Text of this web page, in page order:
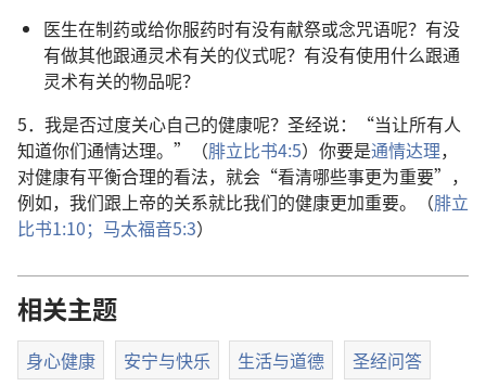
医生在制药或给你服药时有没有献祭或念咒语呢？有没
有做其他跟通灵术有关的仪式呢？有没有使用什么跟通
灵术有关的物品呢？
5．我是否过度关心自己的健康呢？圣经说：“当让所有人
知道你们通情达理。”（腓立比书4:5）你要是通情达理，
对健康有平衡合理的看法，就会“看清哪些事更为重要”，
例如，我们跟上帝的关系就比我们的健康更加重要。（腓立
比书1:10； 马太福音5:3）
相关主题
身心健康 安宁与快乐 生活与道德 圣经问答